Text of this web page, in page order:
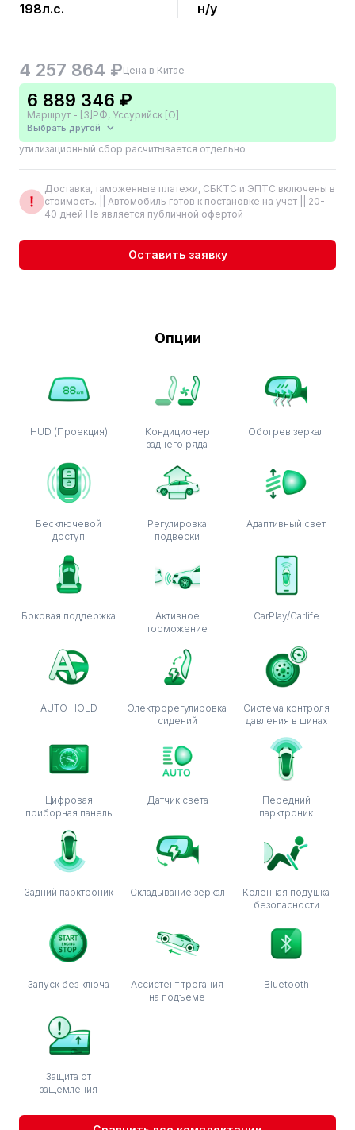
198л.с. н/у
4 257 864 ₽Цена в Китае
6 889 346 ₽
Маршрут - [3]РФ, Уссурийск [О]
Выбрать другой
утилизационный сбор расчитывается отдельно
Доставка, таможенные платежи, СБКТС и ЭПТС включены в
стоимость. || Автомобиль готов к постановке на учет || 20-
40 дней Не является публичной офертой
Оставить заявку
Опции
HUD (Проекция)
Кондиционер
заднего ряда
Обогрев зеркал
Бесключевой
доступ
Регулировка
подвески
Адаптивный свет
Боковая поддержка
Активное
торможение
CarPlay/Carlife
AUTO HOLD
Электрорегулировка
сидений
Система контроля
давления в шинах
Цифровая
приборная панель
Датчик света
Передний
парктроник
Задний парктроник Складывание зеркал
Коленная подушка
безопасности
Запуск без ключа
Ассистент трогания
на подъеме
Bluetooth
Защита от
защемления